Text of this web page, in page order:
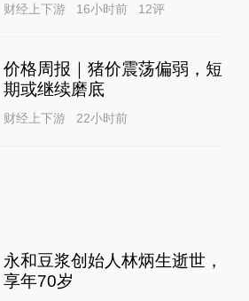
财经上下游 16小时前 12评
价格周报｜猪价震荡偏弱，短
期或继续磨底
财经上下游 22小时前
永和豆浆创始人林炳生逝世，
享年70岁